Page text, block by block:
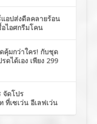
อปส่งดีลคลายร้อน
ไอศกรีมโคน
คุ้มกว่าใคร! กับชุด
ดได้เอง เพียง 299
จัดโปร
ที่เซเว่น อีเลฟเว่น